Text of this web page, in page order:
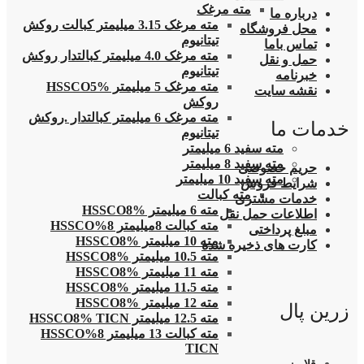
مته مرغک
مته مرغک 3.15 میلیمتر کبالت روکش
تیتانیوم
مته مرغک 4.0 میلیمتر کبالتدار روکش
تیتانیوم
مته مرغک 5 میلیمتر HSSCO5%
روکش
مته مرغک 6 میلیمتر کبالتدار .روکش
تیتانیوم
مته سفید 6 میلیمتر
مته سفید 8 میلیمتر
مته سفید 10 میلیمتر
مته کبالت
مته 6 میلیمتر HSSCO8%
مته کبالت 8میلیمتر 8%HSSCO
مته 10 میلیمتر HSSCO8%
مته 10.5 میلیمتر HSSCO8%
مته 11 میلیمتر HSSCO8%
مته 11.5 میلیمتر HSSCO8%
مته 12 میلیمتر HSSCO8%
مته 12.5 میلیمتر HSSCO8% TICN
مته کبالت 13 میلیمتر 8%HSSCO
TICN
درباره ما
محل فروشگاه
تماس باما
حمل و نقل
خبرنامه
نقشه سایت
خدمات ما
حریم خصوصی
شرایط فروش
خدمات مشتری
اطلاعات حمل نقل
مبلغ پرداختی
کارت های ذخیره شده
زرین پال